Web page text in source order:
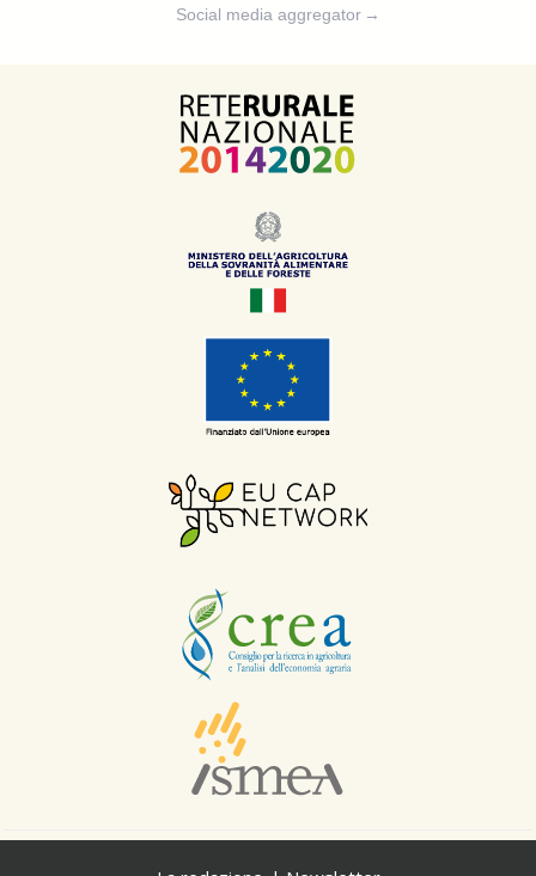
Social media aggregator →